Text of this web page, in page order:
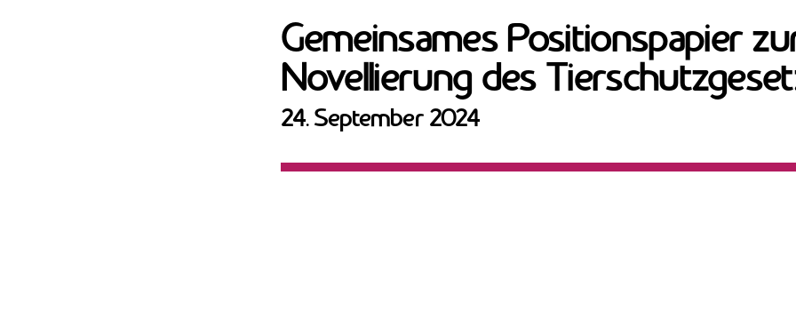
Gemeinsames Positionspapier
Novellierung des
24. September 2024